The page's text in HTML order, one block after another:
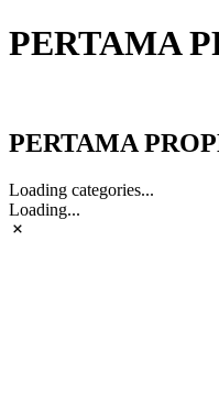
PERTAMA
PERTAMA
Loading categories...
Loading...